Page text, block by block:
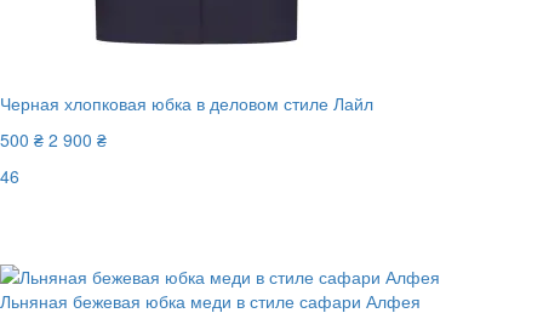
Черная хлопковая юбка в деловом стиле Лайл
500 ₴ 2 900 ₴
46
Льняная бежевая юбка меди в стиле сафари Алфея